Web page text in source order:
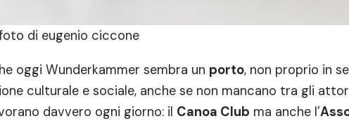
di eugenio ciccone
oggi Wunderkammer sembra un porto, non proprio in
culturale e sociale, anche se non mancano tra gli
davvero ogni giorno: il Canoa Club ma anche l’